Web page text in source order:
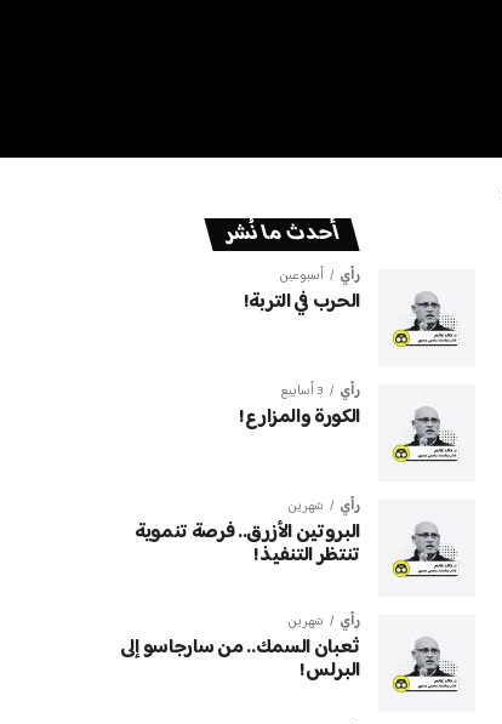
أحدث ما نُشر
رأي أسبوعين
الحرب في التربة!
رأي 3 أسابيع
الكورة والمزارع!
رأي شهرين
البروتين الأزرق.. فرصة تنموية
تنتظر التنفيذ!
رأي شهرين
ثعبان السمك.. من سارجاسو إلى
البرلس!